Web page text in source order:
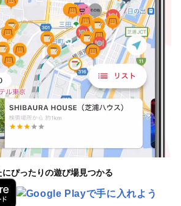
にぴったりの遊び場見つかる